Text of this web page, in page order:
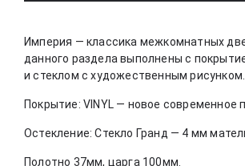
Империя — клаcсика межкомнатных
данного раздела выполнены с
и стеклом с художественным рисунком.
Покрытие: VINYL — новое современное
Остекление: Стекло Гранд — 4 мм
Полотно 37мм, царга 100мм.